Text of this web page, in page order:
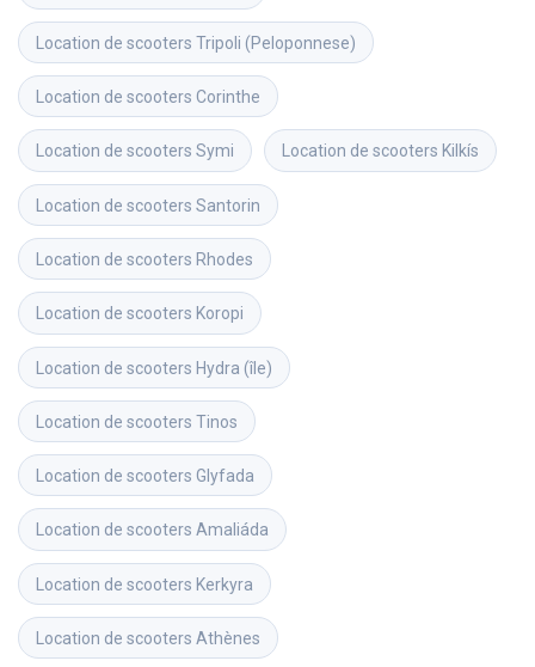
Location de scooters Tripoli (Peloponnese)
Location de scooters Corinthe
Location de scooters Symi Location de scooters Kilkís
Location de scooters Santorin
Location de scooters Rhodes
Location de scooters Koropi
Location de scooters Hydra (île)
Location de scooters Tinos
Location de scooters Glyfada
Location de scooters Amaliáda
Location de scooters Kerkyra
Location de scooters Athènes